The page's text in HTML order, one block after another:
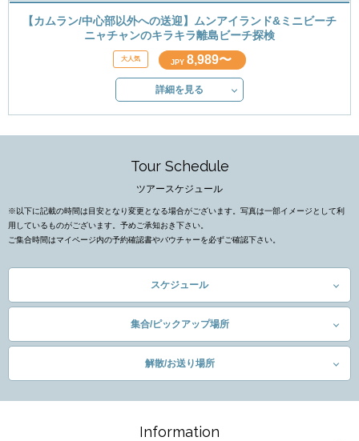
【カムラン/中心部以外への送迎】ムンアイランド&ミニビーチ
ニャチャンのキラキラ離島ビーチ探検
JPY 8,989〜
詳細を見る
Tour Schedule
ツアースケジュール
※以下に記載の時間は目安となり変更となる場合がございます。写真は一部イメージとして利
用しているものがございます。予めご承知おき下さい。
ご集合時間はマイページ内の予約確認書やバウチャーを必ずご確認下さい。
スケジュール
集合/ピックアップ場所
解散/お送り場所
Information